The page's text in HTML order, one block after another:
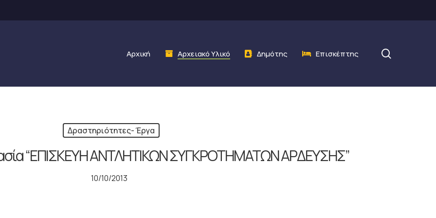
Αρχική Αρχειακό Υλικό Δημότης Επισκέπτης
Δραστηριότητες- Έργα
“ΕΠΙΣΚΕΥΗ ΑΝΤΛΗΤΙΚΩΝ ΣΥΓΚΡΟΤΗΜΑΤΩΝ ΑΡΔΕΥΣΗΣ”
10/10/2013